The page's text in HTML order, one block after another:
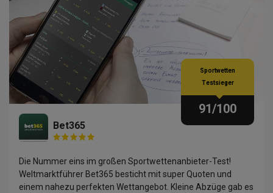
Bet365
Sportwetten
Testsieger
91/100
Die Nummer eins im großen Sportwettenanbieter-Test!
Weltmarktführer Bet365 besticht mit super Quoten und
einem nahezu perfekten Wettangebot. Kleine Abzüge gab es